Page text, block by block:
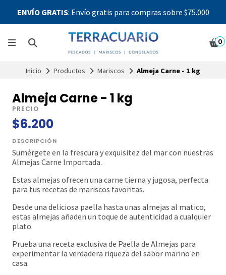
ENVÍO GRATIS: Envío gratis para compras sobre $75.000
0
Inicio Productos Mariscos Almeja Carne - 1 kg
Almeja Carne - 1 kg
PRECIO
$6.200
DESCRIPCIÓN
Sumérgete en la frescura y exquisitez del mar con nuestras
Almejas Carne Importada.
Estas almejas ofrecen una carne tierna y jugosa, perfecta
para tus recetas de mariscos favoritas.
Desde una deliciosa paella hasta unas almejas al matico,
estas almejas añaden un toque de autenticidad a cualquier
plato.
Prueba una receta exclusiva de Paella de Almejas para
experimentar la verdadera riqueza del sabor marino en
casa.